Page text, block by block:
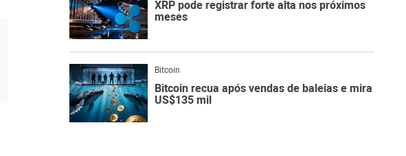
XRP pode registrar forte alta nos próximos
meses
Bitcoin
Bitcoin recua após vendas de baleias e mira
US$135 mil